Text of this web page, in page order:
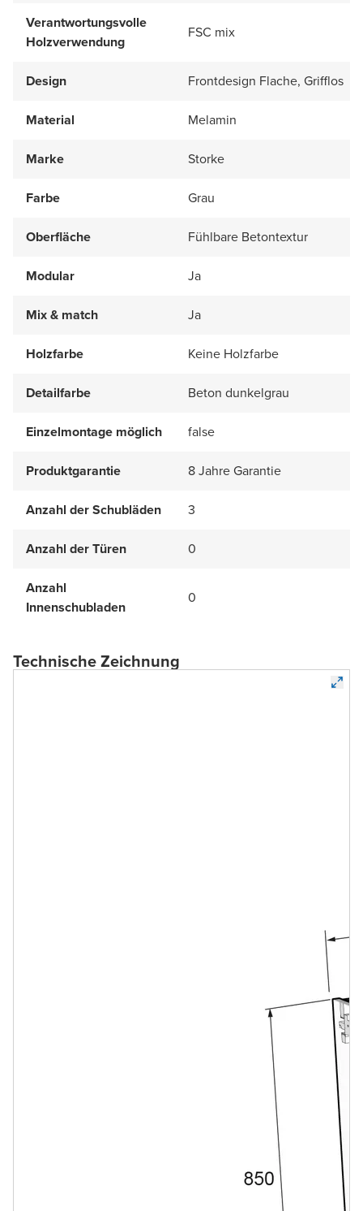
Verantwortungsvolle
Holzverwendung
FSC mix
Design Frontdesign Flache, Grifflos
Material Melamin
Marke Storke
Farbe Grau
Oberfläche Fühlbare Betontextur
Modular Ja
Mix & match Ja
Holzfarbe Keine Holzfarbe
Detailfarbe Beton dunkelgrau
Einzelmontage möglich false
Produktgarantie 8 Jahre Garantie
Anzahl der Schubläden 3
Anzahl der Türen 0
Anzahl
Innenschubladen
0
Technische Zeichnung